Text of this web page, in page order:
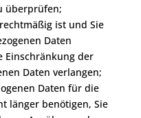
überprüfen;
ist und Sie
Daten
Einschränkung der
Daten verlangen;
Daten für die
länger benötigen, Sie